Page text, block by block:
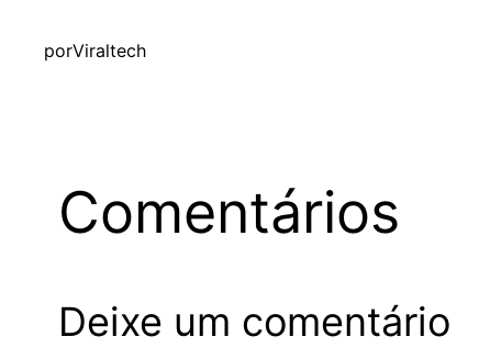
porViraltech
Comentários
Deixe um comentário